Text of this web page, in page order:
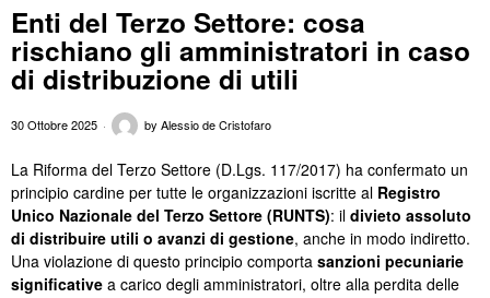
Enti del Terzo Settore: cosa
rischiano gli amministratori in caso
di distribuzione di utili
30 Ottobre 2025 by Alessio de Cristofaro
La Riforma del Terzo Settore (D.Lgs. 117/2017) ha confermato un
principio cardine per tutte le organizzazioni iscritte al Registro
Unico Nazionale del Terzo Settore (RUNTS): il divieto assoluto
di distribuire utili o avanzi di gestione, anche in modo indiretto.
Una violazione di questo principio comporta sanzioni pecuniarie
significative a carico degli amministratori, oltre alla perdita delle